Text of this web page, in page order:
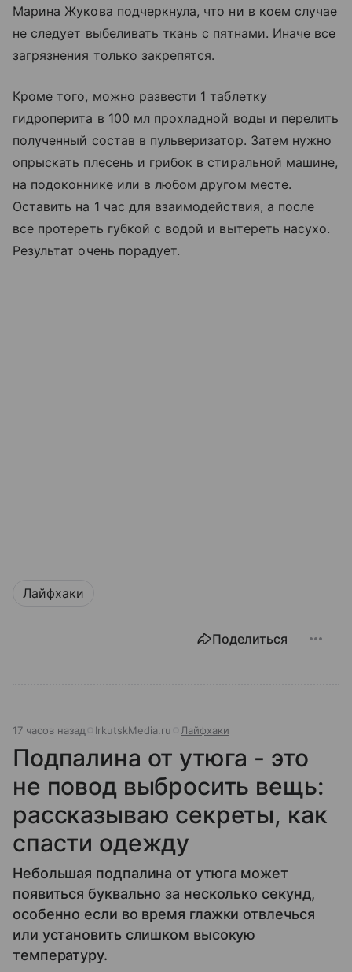
Марина Жукова подчеркнула, что ни в коем случае
не следует выбеливать ткань с пятнами. Иначе все
загрязнения только закрепятся.
Кроме того, можно развести 1 таблетку
гидроперита в 100 мл прохладной воды и перелить
полученный состав в пульверизатор. Затем нужно
опрыскать плесень и грибок в стиральной машине,
на подоконнике или в любом другом месте.
Оставить на 1 час для взаимодействия, а после
все протереть губкой с водой и вытереть насухо.
Результат очень порадует.
Лайфхаки
Поделиться
17 часов назад IrkutskMedia.ru Лайфхаки
Подпалина от утюга - это
не повод выбросить вещь:
рассказываю секреты, как
спасти одежду
Небольшая подпалина от утюга может
появиться буквально за несколько секунд,
особенно если во время глажки отвлечься
или установить слишком высокую
температуру.